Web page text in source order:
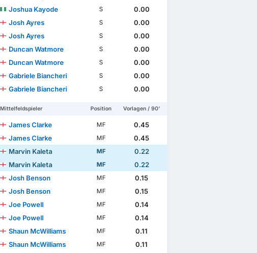
Joshua Kayode
S
0.00
Josh Ayres
S
0.00
Josh Ayres
S
0.00
Duncan Watmore
S
0.00
Duncan Watmore
S
0.00
Gabriele Biancheri
S
0.00
Gabriele Biancheri
S 0.00
Mittelfeldspieler Position Vorlagen / 90'
James Clarke MF
0.45
James Clarke
MF
0.45
Marvin Kaleta
MF
0.22
Marvin Kaleta
MF
0.22
Josh Benson
MF
0.15
Josh Benson
MF
0.15
Joe Powell
MF
0.14
Joe Powell
MF
0.14
Shaun McWilliams
MF
0.11
Shaun McWilliams
MF
0.11